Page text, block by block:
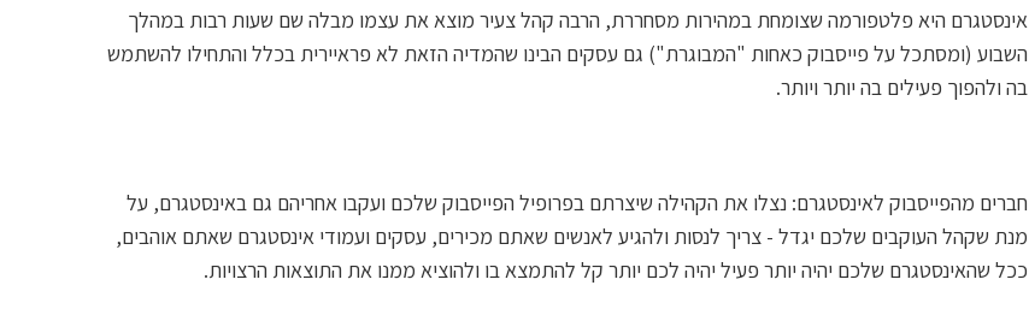
אינסטגרם היא פלטפורמה שצומחת במהירות מסחררת, הרבה קהל צעיר מוצא את עצמו מבלה שם שעות רבות במהלך
השבוע (ומסתכל על פייסבוק כאחות "המבוגרת") גם עסקים הבינו שהמדיה הזאת לא פראיירית בכלל והתחילו להשתמש
בה ולהפוך פעילים בה יותר ויותר.
חברים מהפייסבוק לאינסטגרם: נצלו את הקהילה שיצרתם בפרופיל הפייסבוק שלכם ועקבו אחריהם גם באינסטגרם, על
מנת שקהל העוקבים שלכם יגדל - צריך לנסות ולהגיע לאנשים שאתם מכירים, עסקים ועמודי אינסטגרם שאתם אוהבים,
ככל שהאינסטגרם שלכם יהיה יותר פעיל יהיה לכם יותר קל להתמצא בו ולהוציא ממנו את התוצאות הרצויות.